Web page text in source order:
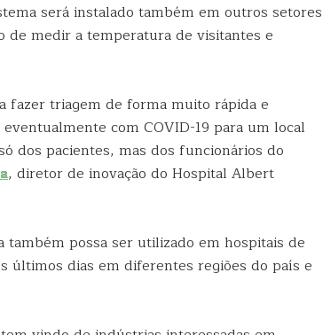
será instalado também em outros setores
medir a temperatura de visitantes e
fazer triagem de forma muito rápida e
com COVID-19 para um local
dos pacientes, mas dos funcionários do
, diretor de inovação do Hospital Albert
também possa ser utilizado em hospitais de
últimos dias em diferentes regiões do país e